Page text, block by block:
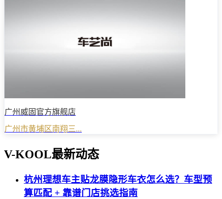
广州威固官方旗舰店
广州市黄埔区南翔三...
V-KOOL最新动态
杭州理想车主贴龙膜隐形车衣怎么选？车型预
算匹配 + 靠谱门店挑选指南